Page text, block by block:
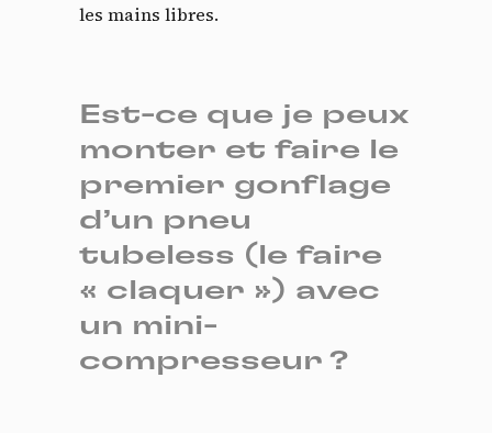
les mains libres.
Est-ce que je peux
monter et faire le
premier gonflage
d’un pneu
tubeless (le faire
« claquer ») avec
un mini-
compresseur ?